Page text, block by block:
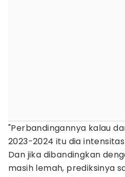
"Perbandingannya kalau
2023-2024 itu dia
Dan jika dibandingkan
masih lemah, prediksinya